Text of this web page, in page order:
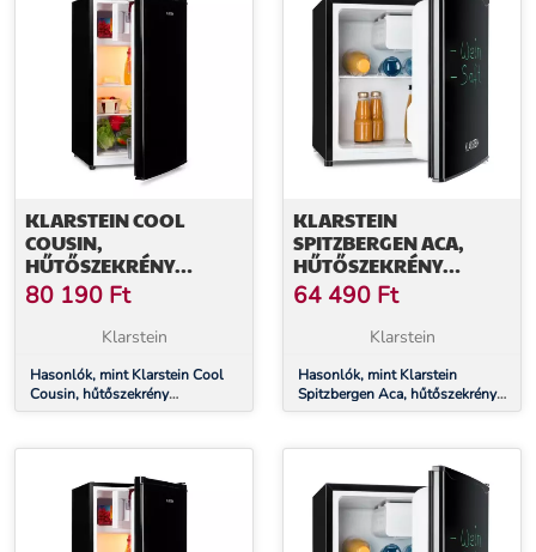
KLARSTEIN COOL
COUSIN,
HŰTŐSZEKRÉNY
FAGYASZTÓVAL, 70/11
LITER, 40 DB, E
ENERGIAHATÉKONYSÁGI
80 190 Ft
Klarstein
Hasonlók, mint Klarstein Cool
Cousin, hűtőszekrény
fagyasztóval, 70/11 liter, 40 dB,
fekete
KLARSTEIN
SPITZBERGEN ACA,
HŰTŐSZEKRÉNY
FAGYASZTÓVAL, 46
LITER, E
ENERGIAHATÉKONYSÁGI
64 490 Ft
Klarstein
Hasonlók, mint Klarstein
Spitzbergen Aca, hűtőszekrény
fagyasztóval, 46 liter, E
fekete